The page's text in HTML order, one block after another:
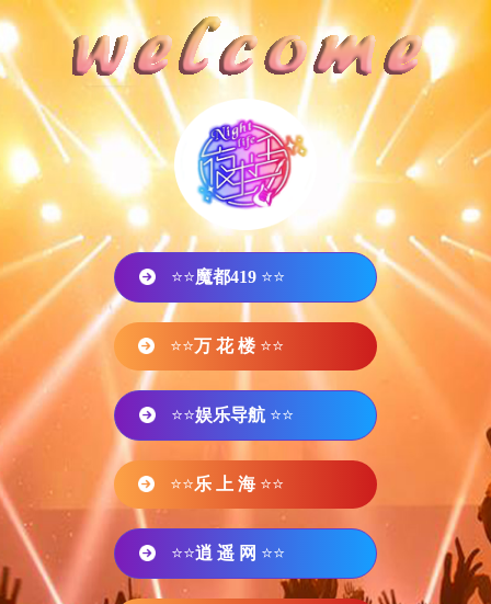
⭐⭐魔都419 ⭐⭐
⭐⭐万 花 楼 ⭐⭐
⭐⭐娱乐导航 ⭐⭐
⭐⭐乐 上 海 ⭐⭐
⭐⭐逍 遥 网 ⭐⭐